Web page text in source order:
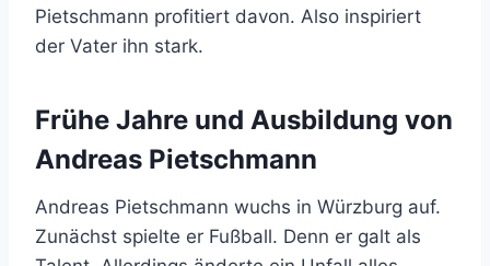
Pietschmann profitiert davon. Also inspiriert
der Vater ihn stark.
Frühe Jahre und Ausbildung von
Andreas Pietschmann
Andreas Pietschmann wuchs in Würzburg auf.
Zunächst spielte er Fußball. Denn er galt als